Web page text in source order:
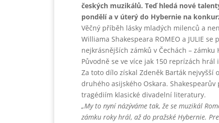
českých muzikálů. Teď hledá nové
pondělí a v úterý do Hybernie na
Věčný příběh lásky mladých milenců a
Williama Shakespeara ROMEO a JULIE
nejkrásnějších zámků v Čechách –
Původně se ve více jak 150 reprízách hrál
Za toto dílo získal Zdeněk Barták
druhého asijského Oskara.
tragédiím klasické divadelní literatury.
„My to nyní názýváme tak, že se muzikál
zámku roky hrál, až do pražské Hybernie.